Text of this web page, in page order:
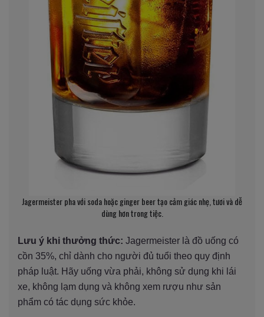
Jagermeister pha với soda hoặc ginger beer tạo cảm giác nhẹ, tươi và dễ
dùng hơn trong tiệc.
Lưu ý khi thưởng thức: Jagermeister là đồ uống có
cồn 35%, chỉ dành cho người đủ tuổi theo quy định
pháp luật. Hãy uống vừa phải, không sử dụng khi lái
xe, không lạm dụng và không xem rượu như sản
phẩm có tác dụng sức khỏe.